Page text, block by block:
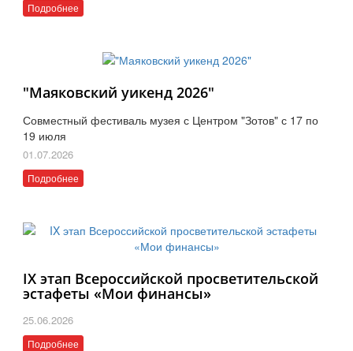
Подробнее
"Маяковский уикенд 2026"
Совместный фестиваль музея с Центром "Зотов" с 17 по
19 июля
01.07.2026
Подробнее
IX этап Всероссийской просветительской
эстафеты «Мои финансы»
25.06.2026
Подробнее